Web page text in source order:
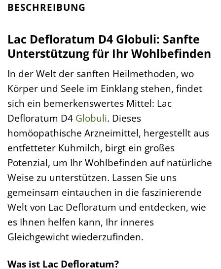
BESCHREIBUNG
Lac Defloratum D4 Globuli: Sanfte
Unterstützung für Ihr Wohlbefinden
In der Welt der sanften Heilmethoden, wo
Körper und Seele im Einklang stehen, findet
sich ein bemerkenswertes Mittel: Lac
Defloratum D4 Globuli. Dieses
homöopathische Arzneimittel, hergestellt aus
entfetteter Kuhmilch, birgt ein großes
Potenzial, um Ihr Wohlbefinden auf natürliche
Weise zu unterstützen. Lassen Sie uns
gemeinsam eintauchen in die faszinierende
Welt von Lac Defloratum und entdecken, wie
es Ihnen helfen kann, Ihr inneres
Gleichgewicht wiederzufinden.
Was ist Lac Defloratum?